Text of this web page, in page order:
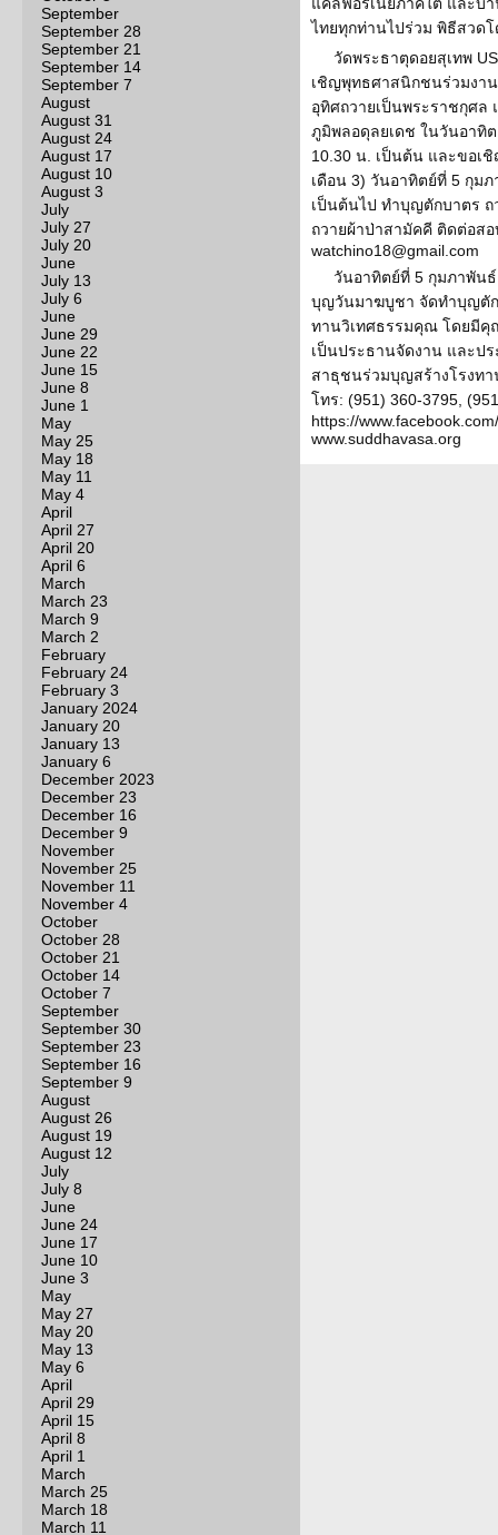
September
September 28
September 21
September 14
September 7
August
August 31
August 24
August 17
August 10
August 3
July
July 27
July 20
June
July 13
July 6
June
June 29
June 22
June 15
June 8
June 1
May
May 25
May 18
May 11
May 4
April
April 27
April 20
April 6
March
March 23
March 9
March 2
February
February 24
February 3
January 2024
January 20
January 13
January 6
December 2023
December 23
December 16
December 9
November
November 25
November 11
November 4
October
October 28
October 21
October 14
October 7
September
September 30
September 23
September 16
September 9
August
August 26
August 19
August 12
July
July 8
June
June 24
June 17
June 10
June 3
May
May 27
May 20
May 13
May 6
April
April 29
April 15
April 8
April 1
March
March 25
March 18
March 11
ไทยทุกท่านไปร่วม พิธีสวดโ
วัดพระธาตุดอยสุเทพ
เชิญพุทธศาสนิกชนร่วมงา
อุทิศถวายเป็นพระราชกุศล
ภูมิพลอดุลยเดช ในวันอาทิ
10.30 น. เป็นต้น และขอ
เดือน 3) วันอาทิตย์ที่ 5 กุม
เป็นต้นไป ทำบุญตักบาตร
ถวายผ้าป่าสามัคคี ติดต่อสอ
watchino18@gmail.com
วันอาทิตย์ที่ 5 กุมภาพัน
บุญวันมาฆบูชา จัดทำบุญตัก
ทานวิเทศธรรมคุณ โดยมี
เป็นประธานจัดงาน และป
สาธุชนร่วมบุญสร้างโรงท
โทร: (951) 360-3795,
https://
www.suddhavasa.org